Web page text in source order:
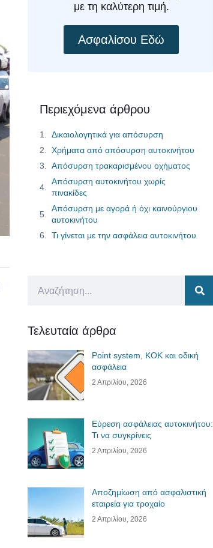
με τη καλύτερη τιμή.
Ασφαλίσου Εδώ
Περιεχόμενα άρθρου
Δικαιολογητικά για απόσυρση
Χρήματα από απόσυρση αυτοκινήτου
Απόσυρση τρακαρισμένου οχήματος
Απόσυρση αυτοκινήτου χωρίς
πινακίδες
Απόσυρση με αγορά ή όχι καινούργιου
αυτοκινήτου
Τι γίνεται με την ασφάλεια αυτοκινήτου
Τελευταία άρθρα
Point system, ΚΟΚ και οδική
ασφάλεια
2 Απριλίου, 2026
Εύρεση ασφάλειας αυτοκινήτου:
Τι να συγκρίνεις
2 Απριλίου, 2026
Αποζημίωση από ασφαλιστική
εταιρεία για τροχαίο
2 Απριλίου, 2026